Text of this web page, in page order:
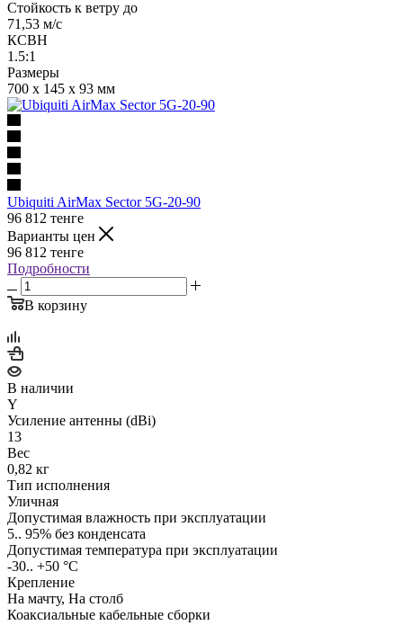
Стойкость к ветру до
71,53 м/с
КСВН
1.5:1
Размеры
700 x 145 x 93 мм
Ubiquiti AirMax Sector 5G-20-90
96 812 тенге
Варианты цен
96 812 тенге
Подробности
В корзину
В наличии
Y
Усиление антенны (dBi)
13
Вес
0,82 кг
Тип исполнения
Уличная
Допустимая влажность при эксплуатации
5.. 95% без конденсата
Допустимая температура при эксплуатации
-30.. +50 °C
Крепление
На мачту, На столб
Коаксиальные кабельные сборки